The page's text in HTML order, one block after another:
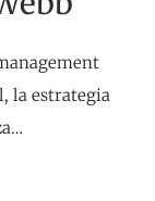
la estrategia